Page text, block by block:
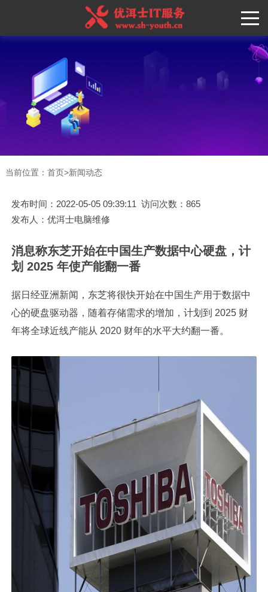
当前位置： 首页>新闻动态
发布时间：2022-05-05 09:39:11 访问次数：865
发布人：优洱士电脑维修
消息称东芝开始在中国生产数据中心硬盘，计
划 2025 年使产能翻一番
据日经亚洲新闻，东芝将很快开始在中国生产用于数据中
心的硬盘驱动器，随着存储需求的增加，计划到 2025 财
年将全球近线产能从 2020 财年的水平大约翻一番。